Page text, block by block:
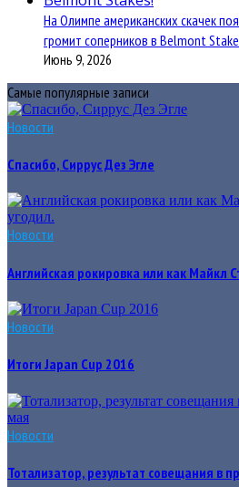
На Олимпе американских скачек
громит соперников в Belmont
Июнь 9, 2026
Самые популярные записи
Новости
Спасибо, Сиррус Дез Эгле
Новости
Английская рокировка или как Майкл
Новости
Итоги Japan Cup 2016
Новости
Тотализатор, результат совещания в